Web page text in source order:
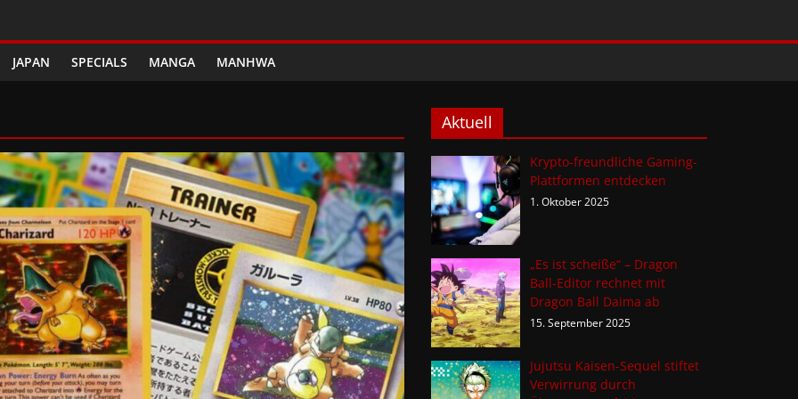
JAPAN SPECIALS MANGA MANHWA
Aktuell
Krypto-freundliche Gaming-
Plattformen entdecken
1. Oktober 2025
„Es ist scheiße“ – Dragon
Ball-Editor rechnet mit
Dragon Ball Daima ab
15. September 2025
Jujutsu Kaisen-Sequel stiftet
Verwirrung durch